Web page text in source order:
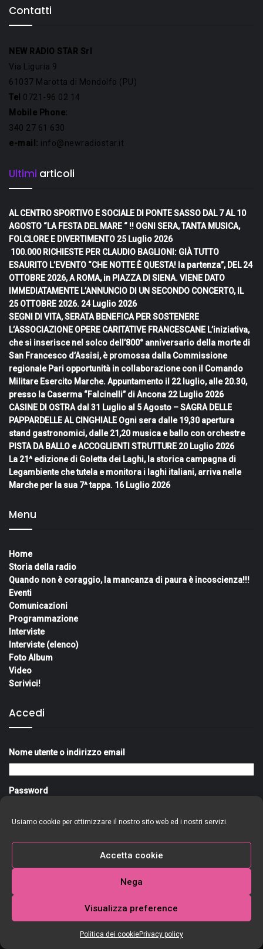
Usiamo cookie per ottimizzare il nostro sito web ed i nostri servizi.
Accetta cookie
Nega
Visualizza preference
Politica dei cookiePrivacy policy
Contatti
NEW RADIO STAR Srl
Via Liguria 9
61037 Marotta di Mondolfo (PU)
Tel 0721-96 02 14
Mobile Phone:
340 27 61 630
e-mail: info@newradiostar.it
Ultimi articoli
AL CENTRO SPORTIVO E SOCIALE DI PONTE SASSO DAL 7 AL 10
AGOSTO “LA FESTA DEL MARE “ !! OGNI SERA, TANTA MUSICA,
FOLCLORE E DIVERTIMENTO 25 Luglio 2026
100.000 RICHIESTE PER CLAUDIO BAGLIONI: GIÀ TUTTO
ESAURITO L’EVENTO “CHE NOTTE È QUESTA! la partenza”, DEL 24
OTTOBRE 2026, A ROMA, in PIAZZA DI SIENA. VIENE DATO
IMMEDIATAMENTE L’ANNUNCIO DI UN SECONDO CONCERTO, IL
25 OTTOBRE 2026. 24 Luglio 2026
SEGNI DI VITA, SERATA BENEFICA PER SOSTENERE
L’ASSOCIAZIONE OPERE CARITATIVE FRANCESCANE L’iniziativa,
che si inserisce nel solco dell’800° anniversario della morte di
San Francesco d’Assisi, è promossa dalla Commissione
regionale Pari opportunità in collaborazione con il Comando
Militare Esercito Marche. Appuntamento il 22 luglio, alle 20.30,
presso la Caserma “Falcinelli” di Ancona 22 Luglio 2026
CASINE DI OSTRA dal 31 Luglio al 5 Agosto – SAGRA DELLE
PAPPARDELLE AL CINGHIALE Ogni sera dalle 19,30 apertura
stand gastronomici, dalle 21,20 musica e ballo con orchestre
PISTA DA BALLO e ACCOGLIENTI STRUTTURE 20 Luglio 2026
La 21^ edizione di Goletta dei Laghi, la storica campagna di
Legambiente che tutela e monitora i laghi italiani, arriva nelle
Marche per la sua 7^ tappa. 16 Luglio 2026
Menu
Home
Storia della radio
Quando non è coraggio, la mancanza di paura è incoscienza!!!
Eventi
Comunicazioni
Programmazione
Interviste
Interviste (elenco)
Foto Album
Video
Scrivici!
Accedi
Nome utente o indirizzo email
Password
Ricordami
Copyright @New Radio Star Srl. -